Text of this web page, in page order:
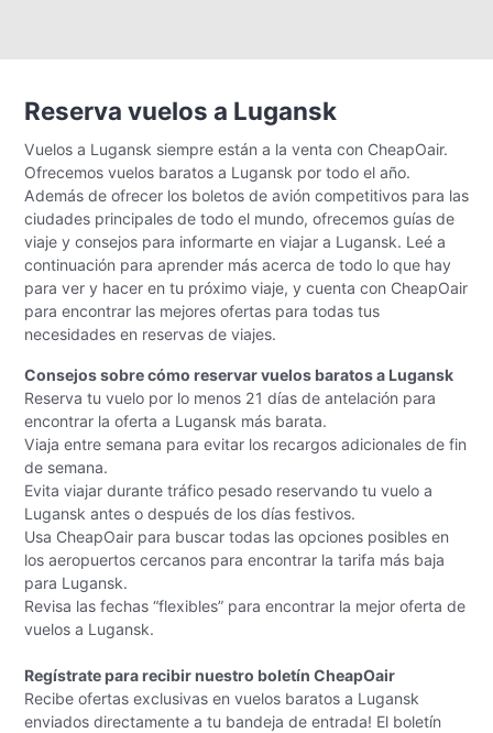
Reserva vuelos a Lugansk
Vuelos a Lugansk siempre están a la venta con CheapOair.
Ofrecemos vuelos baratos a Lugansk por todo el año.
Además de ofrecer los boletos de avión competitivos para las
ciudades principales de todo el mundo, ofrecemos guías de
viaje y consejos para informarte en viajar a Lugansk. Leé a
continuación para aprender más acerca de todo lo que hay
para ver y hacer en tu próximo viaje, y cuenta con CheapOair
para encontrar las mejores ofertas para todas tus
necesidades en reservas de viajes.
Consejos sobre cómo reservar vuelos baratos a Lugansk
Reserva tu vuelo por lo menos 21 días de antelación para
encontrar la oferta a Lugansk más barata.
Viaja entre semana para evitar los recargos adicionales de fin
de semana.
Evita viajar durante tráfico pesado reservando tu vuelo a
Lugansk antes o después de los días festivos.
Usa CheapOair para buscar todas las opciones posibles en
los aeropuertos cercanos para encontrar la tarifa más baja
para Lugansk.
Revisa las fechas “flexibles” para encontrar la mejor oferta de
vuelos a Lugansk.
Regístrate para recibir nuestro boletín CheapOair
Recibe ofertas exclusivas en vuelos baratos a Lugansk
enviados directamente a tu bandeja de entrada! El boletín